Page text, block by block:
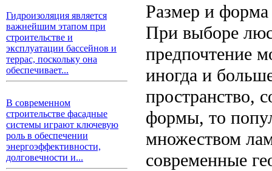
Гидроизоляция является
важнейшим этапом при
строительстве и
эксплуатации бассейнов и
террас, поскольку она
обеспечивает...
В современном
строительстве фасадные
системы играют ключевую
роль в обеспечении
энергоэффективности,
долговечности и...
Размер и форма
При выборе
предпочтение
иногда и
пространство,
формы, то
множеством
современные